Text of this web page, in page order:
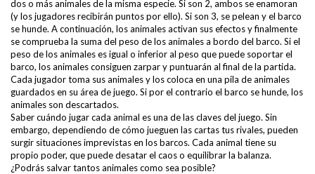
dos o más animales de la misma especie. Si son 2, ambos se enamoran
(y los jugadores recibirán puntos por ello). Si son 3, se pelean y el barco
se hunde. A continuación, los animales activan sus efectos y finalmente
se comprueba la suma del peso de los animales a bordo del barco. Si el
peso de los animales es igual o inferior al peso que puede soportar el
barco, los animales consiguen zarpar y puntuarán al final de la partida.
Cada jugador toma sus animales y los coloca en una pila de animales
guardados en su área de juego. Si por el contrario el barco se hunde, los
animales son descartados.
Saber cuándo jugar cada animal es una de las claves del juego. Sin
embargo, dependiendo de cómo jueguen las cartas tus rivales, pueden
surgir situaciones imprevistas en los barcos. Cada animal tiene su
propio poder, que puede desatar el caos o equilibrar la balanza.
¿Podrás salvar tantos animales como sea posible?